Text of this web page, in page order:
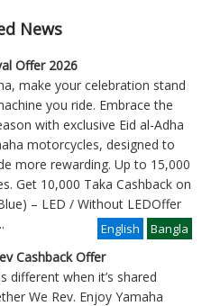
News
Offer 2026
make your celebration stand
you ride. Embrace the
with exclusive Eid al-Adha
motorcycles, designed to
more rewarding. Up to 15,000
Get 10,000 Taka Cashback on
– LED / Without LEDOffer
Bangla
English
Cashback Offer
different when it’s shared
We Rev. Enjoy Yamaha